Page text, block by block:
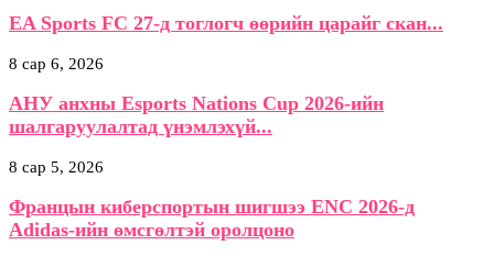
EA Sports FC 27-д тоглогч өөрийн царайг скан...
8 сар 6, 2026
АНУ анхны Esports Nations Cup 2026-ийн
шалгаруулалтад үнэмлэхүй...
8 сар 5, 2026
Францын киберспортын шигшээ ENC 2026-д
Adidas-ийн өмсгөлтэй оролцоно